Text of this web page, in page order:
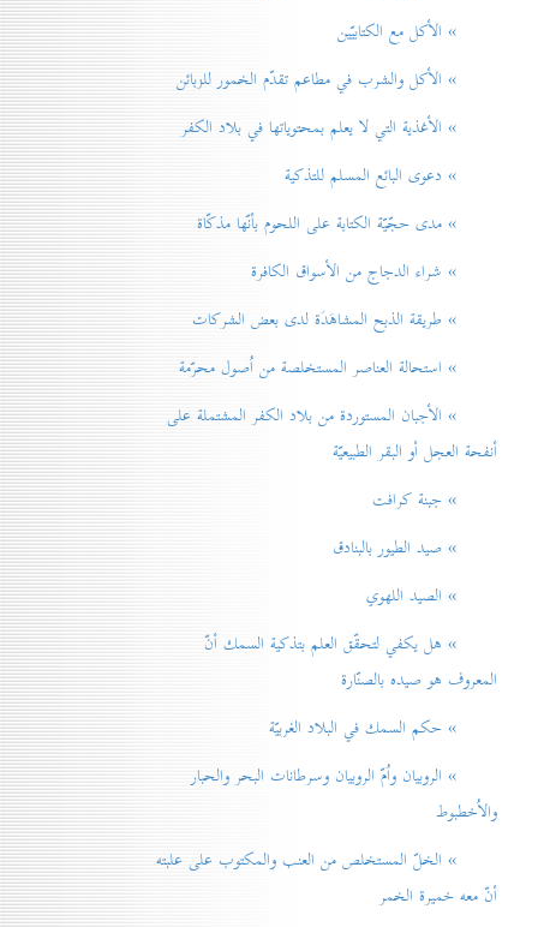
» الأكل مع الكتابيّين
» الأكل والشرب في مطاعم تقدّم الخمور للزبائن
» الأغذية التي لا يعلم بمحتوياتها في بلاد الكفر
» دعوی البائع المسلم للتذكية
» مدی حجّيّة الكتابة على اللحوم بأنّها مذكّاة
» شراء الدجاج من الأسواق الكافرة
» طريقة الذبح المشاهَدَة لدی بعض الشركات
» استحالة العناصر المستخلصة من اُصول محرّمة
» الأجبان المستوردة من بلاد الكفر المشتملة على
أنفحة العجل أو البقر الطبيعيّة
» جبنة كرافت
» صيد الطيور بالبنادق
» الصيد اللهوي
» هل يكفي لتحقّق العلم بتذكية السمك أنّ
المعروف هو صيده بالصنّارة
» حكم السمك في البلاد الغربيّة
» الروبيان واُمّ الروبيان وسرطانات البحر والحبار
والاُخطبوط
» الخلّ المستخلص من العنب والمكتوب على علبته
أنّ معه خميرة الخمر